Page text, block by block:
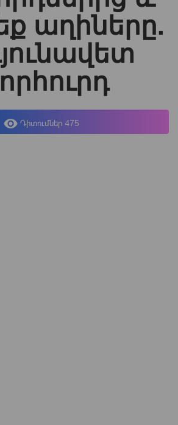
աղիները.
Դիտումներ 475